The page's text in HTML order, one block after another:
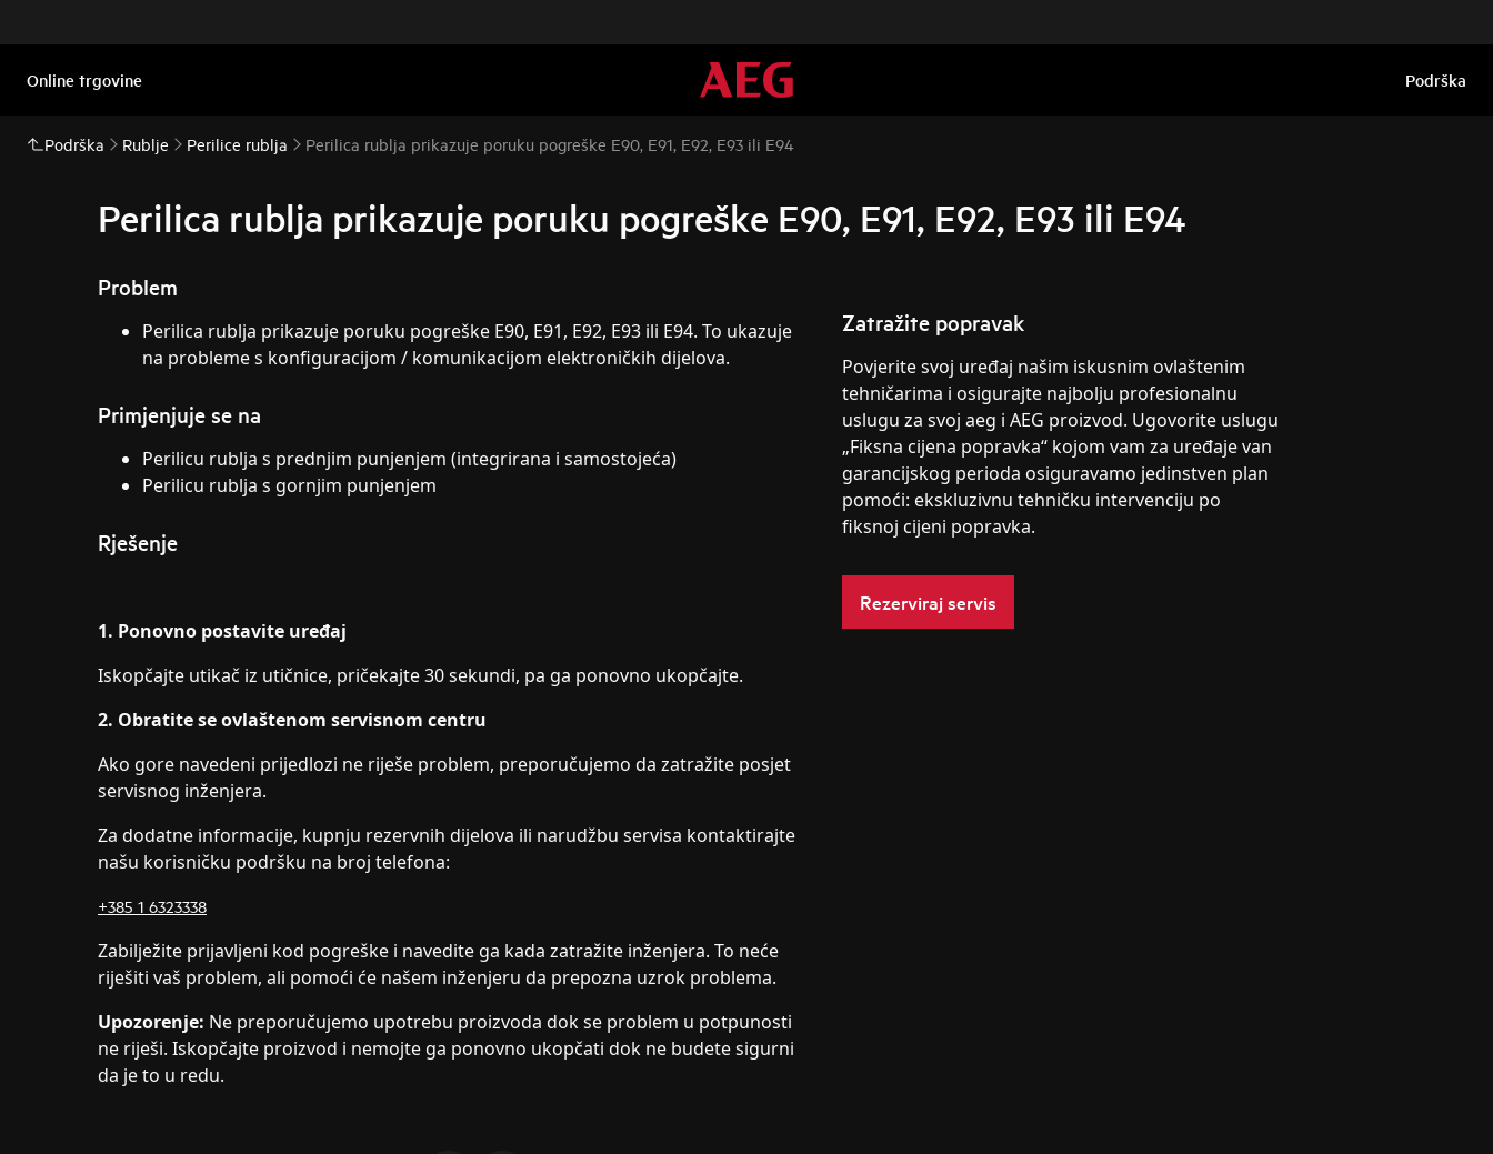
Online trgovine Podrška
Podrška Rublje Perilice rublja Perilica rublja prikazuje poruku pogreške E90, E91, E92, E93 ili E94
Perilica rublja prikazuje poruku pogreške E90, E91, E92, E93 ili E94
Problem
Perilica rublja prikazuje poruku pogreške E90, E91, E92, E93 ili E94. To ukazuje
na probleme s konfiguracijom / komunikacijom elektroničkih dijelova.
Primjenjuje se na
Perilicu rublja s prednjim punjenjem (integrirana i samostojeća)
Perilicu rublja s gornjim punjenjem
Rješenje
1. Ponovno postavite uređaj
Iskopčajte utikač iz utičnice, pričekajte 30 sekundi, pa ga ponovno ukopčajte.
2. Obratite se ovlaštenom servisnom centru
Ako gore navedeni prijedlozi ne riješe problem, preporučujemo da zatražite posjet
servisnog inženjera.
Za dodatne informacije, kupnju rezervnih dijelova ili narudžbu servisa kontaktirajte
našu korisničku podršku na broj telefona:
+385 1 6323338
Zabilježite prijavljeni kod pogreške i navedite ga kada zatražite inženjera. To neće
riješiti vaš problem, ali pomoći će našem inženjeru da prepozna uzrok problema.
Upozorenje: Ne preporučujemo upotrebu proizvoda dok se problem u potpunosti
ne riješi. Iskopčajte proizvod i nemojte ga ponovno ukopčati dok ne budete sigurni
da je to u redu.
Zatražite popravak
Povjerite svoj uređaj našim iskusnim ovlaštenim
tehničarima i osigurajte najbolju profesionalnu
uslugu za svoj aeg i AEG proizvod. Ugovorite uslugu
„Fiksna cijena popravka“ kojom vam za uređaje van
garancijskog perioda osiguravamo jedinstven plan
pomoći: ekskluzivnu tehničku intervenciju po
fiksnoj cijeni popravka.
Rezerviraj servis